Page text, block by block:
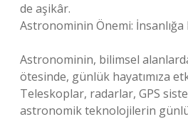
de aşikâr.
Astronominin Önemi: İnsanlığa
Astronominin, bilimsel alanlarda
ötesinde, günlük hayatımıza
Teleskoplar, radarlar, GPS
astronomik teknolojilerin